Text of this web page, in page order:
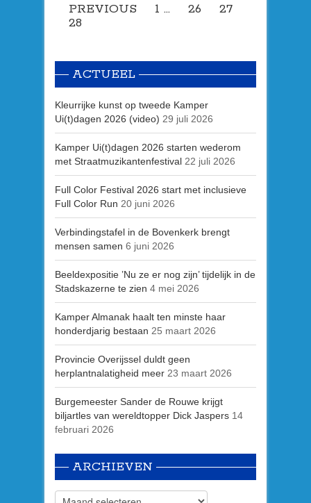
PREVIOUS 1 … 26
27
28
ACTUEEL
Kleurrijke kunst op tweede Kamper
Ui(t)dagen 2026 (video) 29 juli 2026
Kamper Ui(t)dagen 2026 starten wederom
met Straatmuzikantenfestival 22 juli 2026
Full Color Festival 2026 start met inclusieve
Full Color Run 20 juni 2026
Verbindingstafel in de Bovenkerk brengt
mensen samen 6 juni 2026
Beeldexpositie ’Nu ze er nog zijn’ tijdelijk in de
Stadskazerne te zien 4 mei 2026
Kamper Almanak haalt ten minste haar
honderdjarig bestaan 25 maart 2026
Provincie Overijssel duldt geen
herplantnalatigheid meer 23 maart 2026
Burgemeester Sander de Rouwe krijgt
biljartles van wereldtopper Dick Jaspers 14
februari 2026
ARCHIEVEN